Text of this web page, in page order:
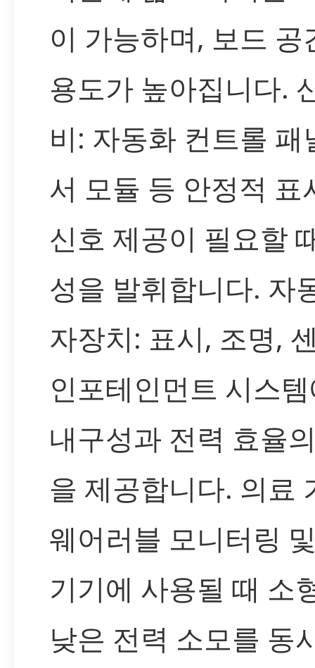
이 가능하며, 보드 공
용도가 높아집니다.
비: 자동화 컨트롤 패
서 모듈 등 안정적 표
신호 제공이 필요할
성을 발휘합니다. 자
자장치: 표시, 조명,
인포테인먼트 시스
내구성과 전력 효율
을 제공합니다. 의료
웨어러블 모니터링
기기에 사용될 때 소
낮은 전력 소모를 동